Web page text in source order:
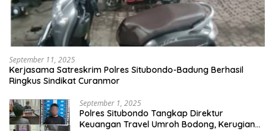
September 11, 2025
Kerjasama Satreskrim Polres Situbondo-Badung Berhasil
Ringkus Sindikat Curanmor
September 1, 2025
Polres Situbondo Tangkap Direktur
Keuangan Travel Umroh Bodong, Kerugian